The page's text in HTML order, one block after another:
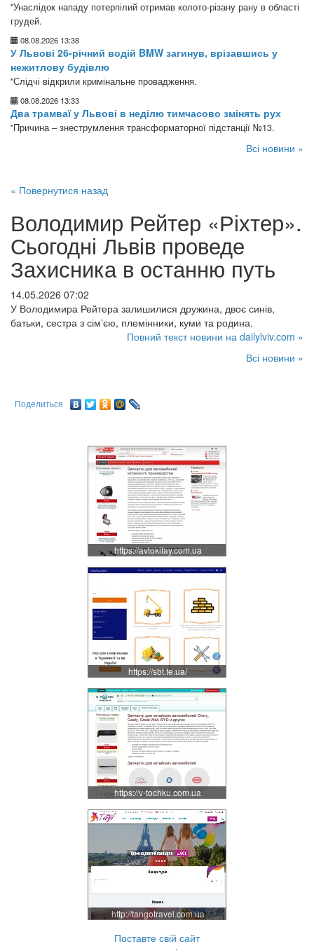
"Унаслідок нападу потерпілий отримав колото-різану рану в області
грудей.
08.08.2026 13:38
У Львові 26-річний водій BMW загинув, врізавшись у
нежитлову будівлю
"Слідчі відкрили кримінальне провадження.
08.08.2026 13:33
Два трамваї у Львові в неділю тимчасово змінять рух
"Причина – знеструмлення трансформаторної підстанції №13.
Всі новини »
« Повернутися назад
Володимир Рейтер «Ріхтер».
Сьогодні Львів проведе
Захисника в останню путь
14.05.2026 07:02
У Володимира Рейтера залишилися дружина, двоє синів,
батьки, сестра з сімʼєю, племінники, куми та родина.
Повний текст новини на dailylviv.com »
Всі новини »
Поделиться
https://avtokitay.com.ua
https://sbt.te.ua/
https://v-tochku.com.ua
http://tangotravel.com.ua
Поставте свій сайт